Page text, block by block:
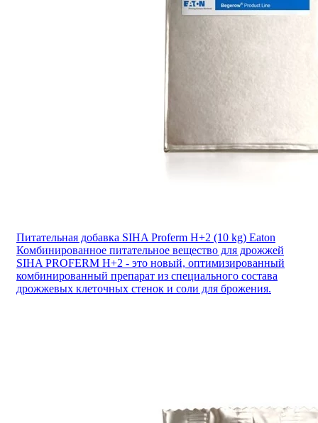
Питательная добавка SIHA Proferm H+2 (10 kg) Eaton
Комбинированное питательное вещество для дрожжей
SIHA PROFERM H+2 - это новый, оптимизированный
комбинированный препарат из специального состава
дрожжевых клеточных стенок и cоли для брожения.